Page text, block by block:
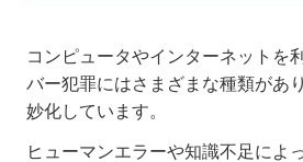
コンピュータやインターネットを
バー犯罪にはさまざまな種類があ
妙化しています。
ヒューマンエラーや知識不足によ